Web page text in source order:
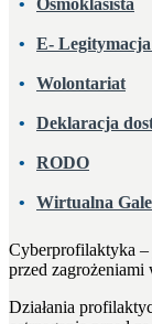
Ósmoklasista
E-
Wolontariat
Deklaracja
RODO
Wirtualna
Cyberprofilaktyka –
przed zagrożeniami
Działania